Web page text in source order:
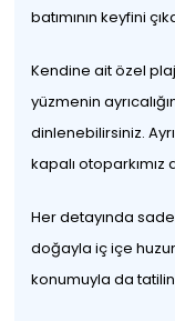
batımının keyfini
Kendine ait özel
yüzmenin
dinlenebilirsiniz.
kapalı
Her detayında
doğayla iç içe
konumuyla da